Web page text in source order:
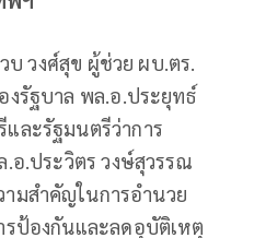
บ วงศ์สุข ผู้ช่วย ผบ.ตร.
งรัฐบาล พล.อ.ประยุทธ์
ละรัฐมนตรีว่าการ
อ.ประวิตร วงษ์สุวรรณ
มสำคัญในการอำนวย
รป้องกันและลดอุบัติเหตุ